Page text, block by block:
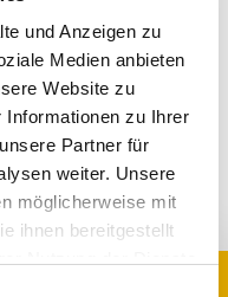
und Anzeigen zu
Medien anbieten
Website zu
Informationen zu Ihrer
Partner für
weiter. Unsere
möglicherweise mit
ihnen bereitgestellt